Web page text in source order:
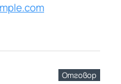
Отговор